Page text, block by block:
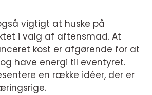
vigtigt at huske på
i valg af aftensmad. At
kost er afgørende for at
have energi til eventyret.
en række idéer, der er